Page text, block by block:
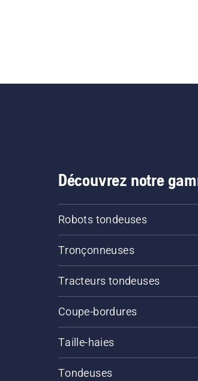
Découvrez notre
Robots tondeuses
Tronçonneuses
Tracteurs tondeuses
Coupe-bordures
Taille-haies
Tondeuses